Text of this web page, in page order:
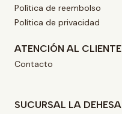
Política de reembolso
Política de privacidad
ATENCIÓN AL CLIENTE
Contacto
SUCURSAL LA DEHESA